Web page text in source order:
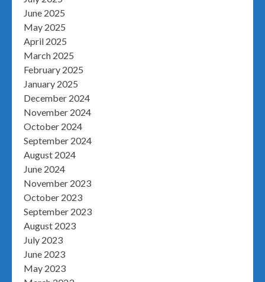
June 2025
May 2025
April 2025
March 2025
February 2025
January 2025
December 2024
November 2024
October 2024
September 2024
August 2024
June 2024
November 2023
October 2023
September 2023
August 2023
July 2023
June 2023
May 2023